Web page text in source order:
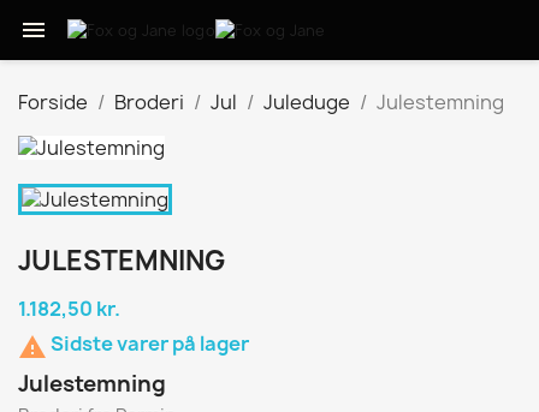

Forside Broderi Jul Juleduge Julestemning
JULESTEMNING
1.182,50 kr.
 Sidste varer på lager
Julestemning